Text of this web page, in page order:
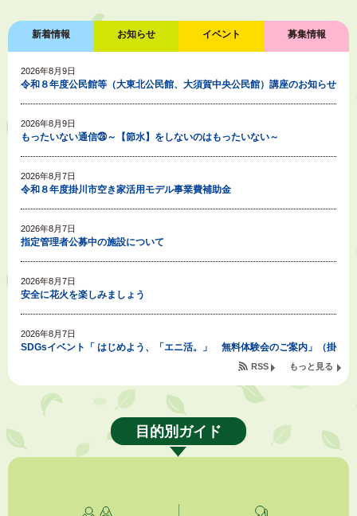
新着情報 お知らせ イベント 募集情報
2026年8月9日
令和８年度公民館等（大東北公民館、大須賀中央公民館）講座のお知らせ
2026年8月9日
もったいない通信㉘～【節水】をしないのはもったいない～
2026年8月7日
令和８年度掛川市空き家活用モデル事業費補助金
2026年8月7日
指定管理者公募中の施設について
2026年8月7日
安全に花火を楽しみましょう
2026年8月7日
SDGsイベント「 はじめよう、「エニ活。」 無料体験会のご案内」（掛
2026年8月7日
「掛川の教育<統計書>」について
2026年8月6日
もっと見る
RSS
目的別ガイド